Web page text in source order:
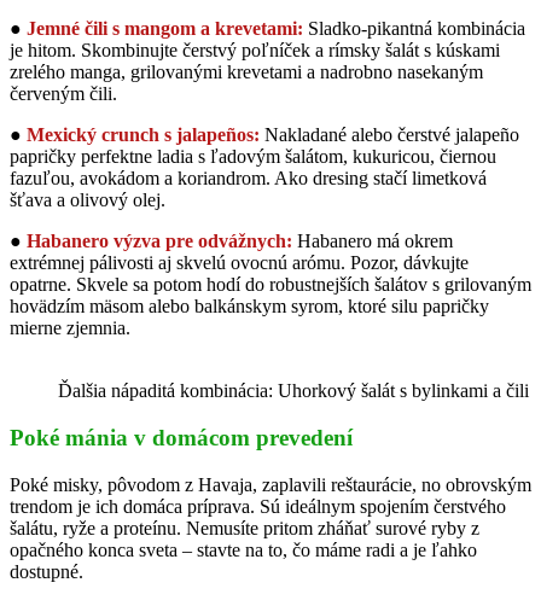
● Jemné čili s mangom a krevetami: Sladko-pikantná kombinácia
je hitom. Skombinujte čerstvý poľníček a rímsky šalát s kúskami
zrelého manga, grilovanými krevetami a nadrobno nasekaným
červeným čili.
● Mexický crunch s jalapeños: Nakladané alebo čerstvé jalapeño
papričky perfektne ladia s ľadovým šalátom, kukuricou, čiernou
fazuľou, avokádom a koriandrom. Ako dresing stačí limetková
šťava a olivový olej.
● Habanero výzva pre odvážnych: Habanero má okrem
extrémnej pálivosti aj skvelú ovocnú arómu. Pozor, dávkujte
opatrne. Skvele sa potom hodí do robustnejších šalátov s grilovaným
hovädzím mäsom alebo balkánskym syrom, ktoré silu papričky
mierne zjemnia.
Ďalšia nápaditá kombinácia: Uhorkový šalát s bylinkami a čili
Poké mánia v domácom prevedení
Poké misky, pôvodom z Havaja, zaplavili reštaurácie, no obrovským
trendom je ich domáca príprava. Sú ideálnym spojením čerstvého
šalátu, ryže a proteínu. Nemusíte pritom zháňať surové ryby z
opačného konca sveta – stavte na to, čo máme radi a je ľahko
dostupné.